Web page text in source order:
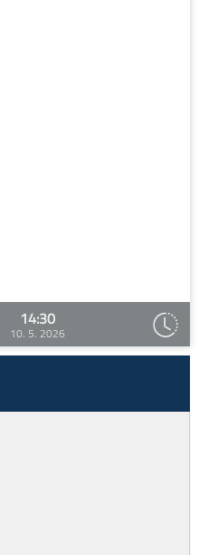
14:30
10. 5. 2026